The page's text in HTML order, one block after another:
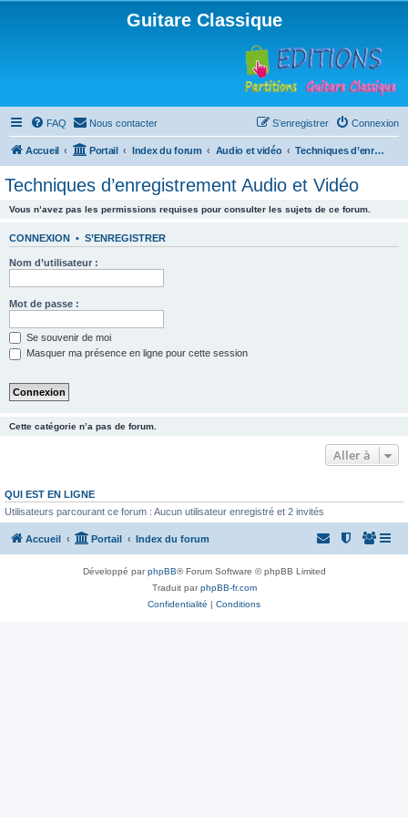
Guitare Classique
FAQ Nous contacter Connexion
S’enregistrer
Accueil Portail Index du forum Audio et vidéo Techniques d’enregistrement Audio et Vidéo
Techniques d’enregistrement Audio et Vidéo
Vous n’avez pas les permissions requises pour consulter les sujets de ce forum.
CONNEXION • S’ENREGISTRER
Nom d’utilisateur :
Mot de passe :
Se souvenir de moi
Masquer ma présence en ligne pour cette session
Cette catégorie n’a pas de forum.
Aller à
QUI EST EN LIGNE
Utilisateurs parcourant ce forum : Aucun utilisateur enregistré et 2 invités
Accueil Portail Index du forum
Développé parphpBB® Forum Software © phpBB Limited
Traduit parphpBB-fr.com
Confidentialité | Conditions